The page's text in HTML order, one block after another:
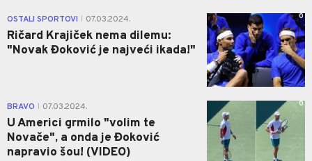
OSTALI SPORTOVI 07.03.2024.
Ričard Krajiček nema dilemu:
"Novak Đoković je najveći ikada!"
0
BRAVO 07.03.2024.
U Americi grmilo "volim te
Novače", a onda je Đoković
napravio šou! (VIDEO)
0